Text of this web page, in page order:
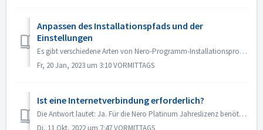
Anpassen des Installationspfads und der
Einstellungen
Es gibt verschiedene Arten von Nero-Programm-Installationsprogrammen. A: Hauptinstallationsprogramm Wenn Sie ein Nero Core-Installationsprogramm aus...
Fr, 20 Jan, 2023 um 3:10 VORMITTAGS
Ist eine Internetverbindung erforderlich?
Die Antwort lautet: Ja. Für die Nero Platinum Jahreslizenz benötigen Sie Internet und müssen ständig in Ihrem Nero-Konto angemeldet sein, um Nero Platin...
Di, 11 Okt, 2022 um 7:47 VORMITTAGS